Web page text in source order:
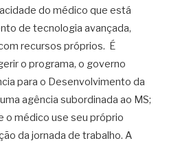
do médico que está
de tecnologia avançada,
recursos próprios. É
o programa, o governo
para o Desenvolvimento da
agência subordinada ao MS;
o médico use seu próprio
da jornada de trabalho. A